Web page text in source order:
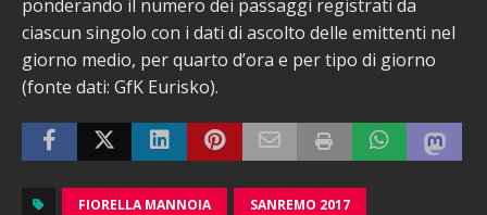
ponderando il numero dei passaggi registrati da
ciascun singolo con i dati di ascolto delle emittenti nel
giorno medio, per quarto d’ora e per tipo di giorno
(fonte dati: GfK Eurisko).
FIORELLA MANNOIA SANREMO 2017